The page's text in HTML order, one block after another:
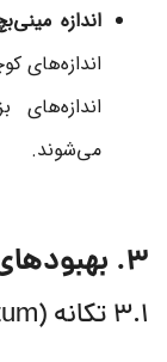
اندازه
اندازه‌های
اندازه‌های
می‌شوند.
3. بهبودهای الگوریتم‌های بهینه‌سازی
۳.۱ تکانه (Momentum)